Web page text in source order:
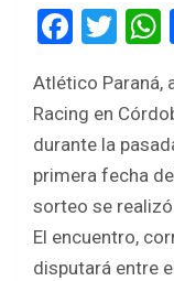
F
ce
b
o
o
k
T
tt
er
Atlético Paraná,
Racing en
durante la
primera fecha
sorteo se realizó
El encuentro,
disputará entre